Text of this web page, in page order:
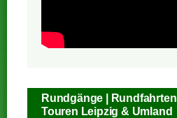
Rundgänge | Rundfahrten |
Touren Leipzig & Umland